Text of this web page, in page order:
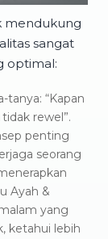
mendukung
sangat
optimal:
tanya: “Kapan
rewel”.
penting
seorang
Ayah &
yang
ketahui lebih